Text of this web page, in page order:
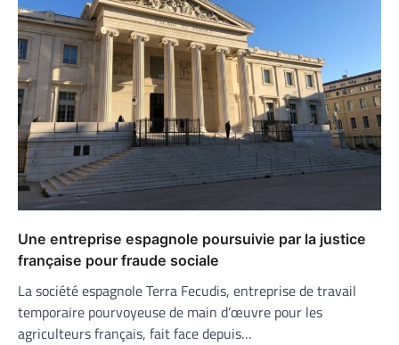
Une entreprise espagnole poursuivie par la justice
française pour fraude sociale
La société espagnole Terra Fecudis, entreprise de travail
temporaire pourvoyeuse de main d’œuvre pour les
agriculteurs français, fait face depuis…